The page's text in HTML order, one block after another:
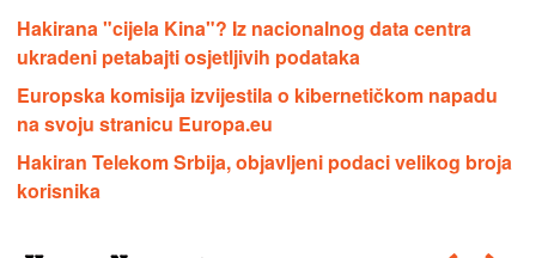
Hakirana "cijela Kina"? Iz nacionalnog data centra
ukradeni petabajti osjetljivih podataka
Europska komisija izvijestila o kibernetičkom napadu
na svoju stranicu Europa.eu
Hakiran Telekom Srbija, objavljeni podaci velikog broja
korisnika